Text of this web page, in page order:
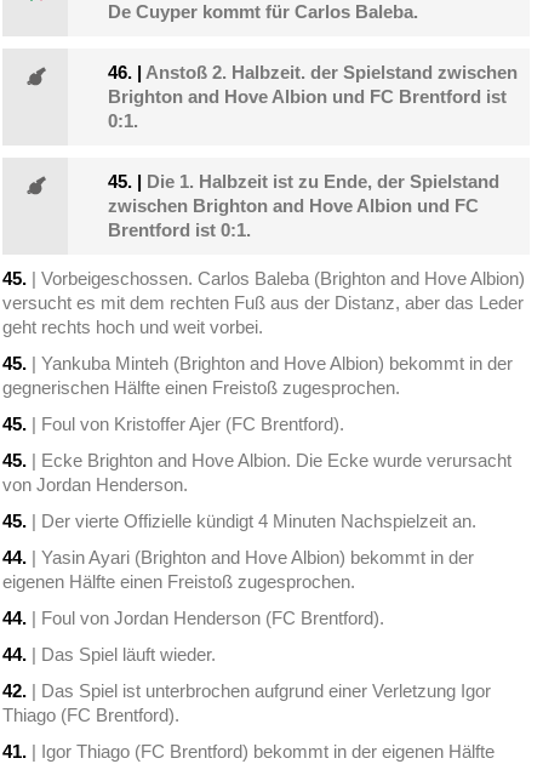
De Cuyper kommt für Carlos Baleba.
46. | Anstoß 2. Halbzeit. der Spielstand zwischen
Brighton and Hove Albion und FC Brentford ist
0:1.
45. | Die 1. Halbzeit ist zu Ende, der Spielstand
zwischen Brighton and Hove Albion und FC
Brentford ist 0:1.
45. | Vorbeigeschossen. Carlos Baleba (Brighton and Hove Albion)
versucht es mit dem rechten Fuß aus der Distanz, aber das Leder
geht rechts hoch und weit vorbei.
45. | Yankuba Minteh (Brighton and Hove Albion) bekommt in der
gegnerischen Hälfte einen Freistoß zugesprochen.
45. | Foul von Kristoffer Ajer (FC Brentford).
45. | Ecke Brighton and Hove Albion. Die Ecke wurde verursacht
von Jordan Henderson.
45. | Der vierte Offizielle kündigt 4 Minuten Nachspielzeit an.
44. | Yasin Ayari (Brighton and Hove Albion) bekommt in der
eigenen Hälfte einen Freistoß zugesprochen.
44. | Foul von Jordan Henderson (FC Brentford).
44. | Das Spiel läuft wieder.
42. | Das Spiel ist unterbrochen aufgrund einer Verletzung Igor
Thiago (FC Brentford).
41. | Igor Thiago (FC Brentford) bekommt in der eigenen Hälfte